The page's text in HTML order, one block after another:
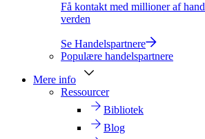
Få kontakt med millioner af
verden
Se Handelspartnere
Populære handelspartnere
Mere info
Ressourcer
Bibliotek
Blog